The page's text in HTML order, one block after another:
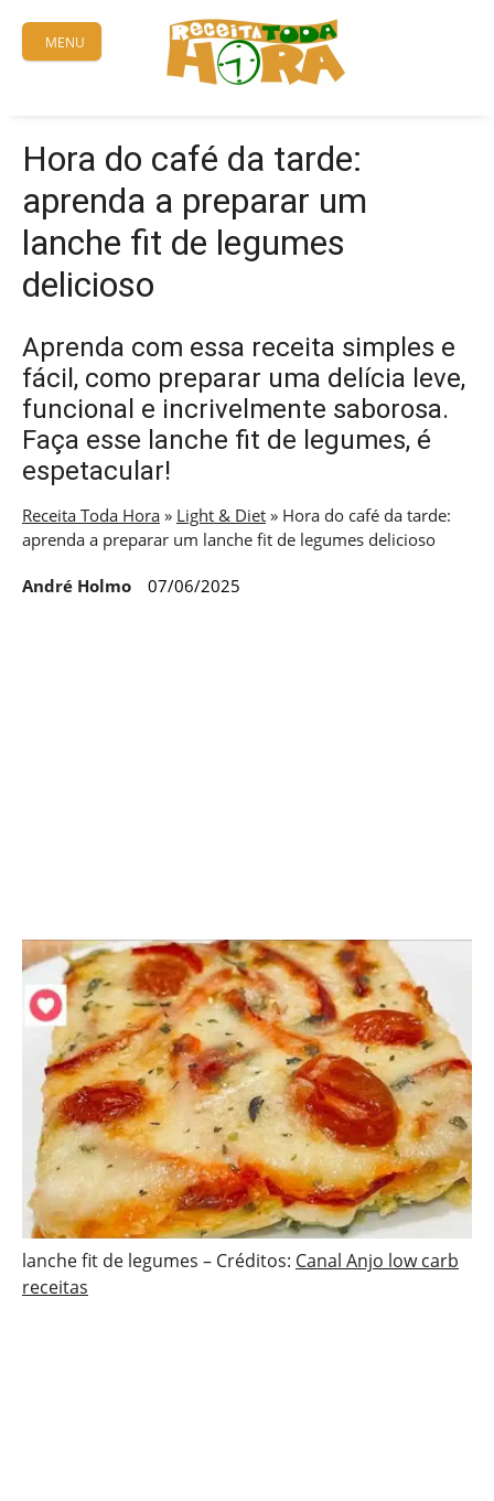
content
MENU
Hora do café da tarde:
aprenda a preparar um
lanche fit de legumes
delicioso
Aprenda com essa receita simples e
fácil, como preparar uma delícia leve,
funcional e incrivelmente saborosa.
Faça esse lanche fit de legumes, é
espetacular!
Receita Toda Hora » Light & Diet » Hora do café da tarde:
aprenda a preparar um lanche fit de legumes delicioso
André Holmo 07/06/2025
lanche fit de legumes – Créditos: Canal Anjo low carb
receitas